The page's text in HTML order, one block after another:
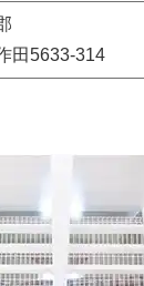
田5633-314